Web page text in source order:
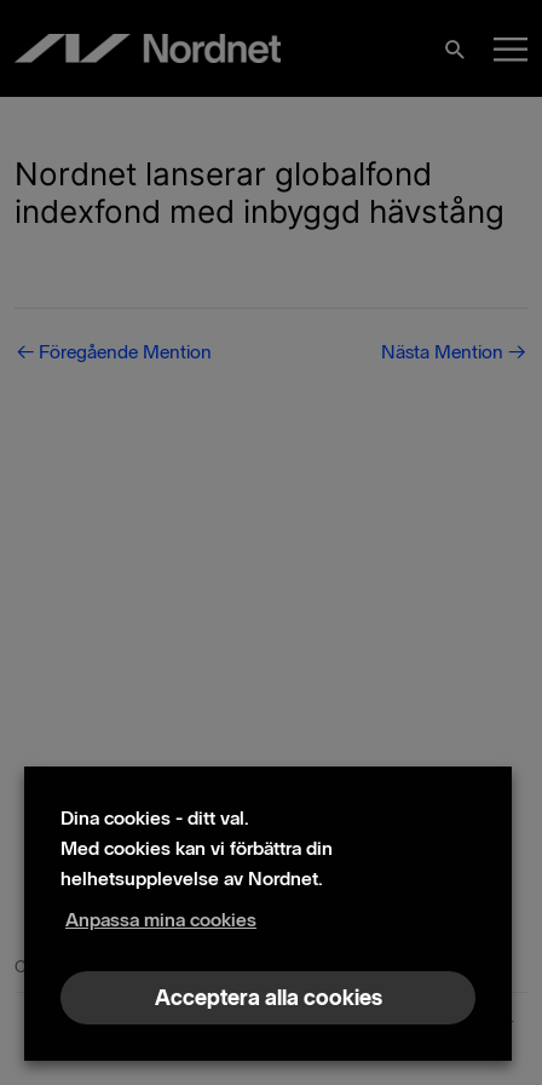
innehåll
Sök
Nordnet lanserar globalfond
indexfond med inbyggd hävstång
Inläggsnavigering
← Föregående Mention Nästa Mention →
© 2024 Nordnet AB (publ)
Cookie policy|Kontakta oss|Presskontakter
Nordnet AB (publ) | Box 300 99 | 104 25 Stockholm | Reg. nr. 559073-6681
Dina cookies - ditt val.
Med cookies kan vi förbättra din
helhetsupplevelse av Nordnet.
Anpassa mina cookies
Acceptera alla cookies